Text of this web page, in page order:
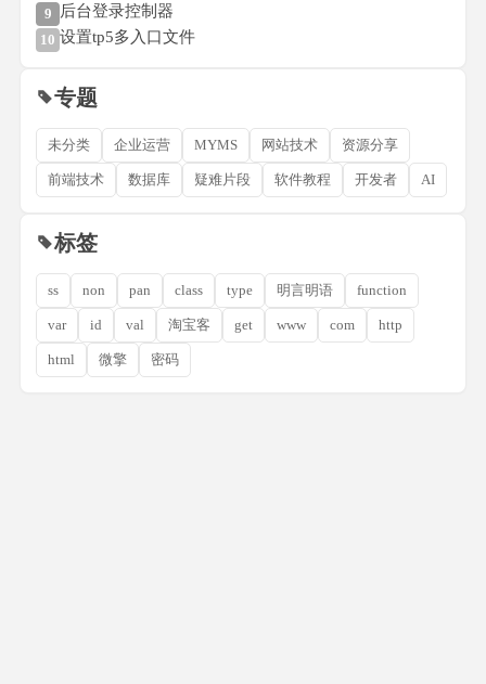
9 后台登录控制器
10 设置tp5多入口文件
专题
未分类 企业运营 MYMS 网站技术 资源分享
前端技术 数据库 疑难片段 软件教程 开发者 AI
标签
ss non pan class type 明言明语 function
var id val 淘宝客 get www com http
html 微擎 密码